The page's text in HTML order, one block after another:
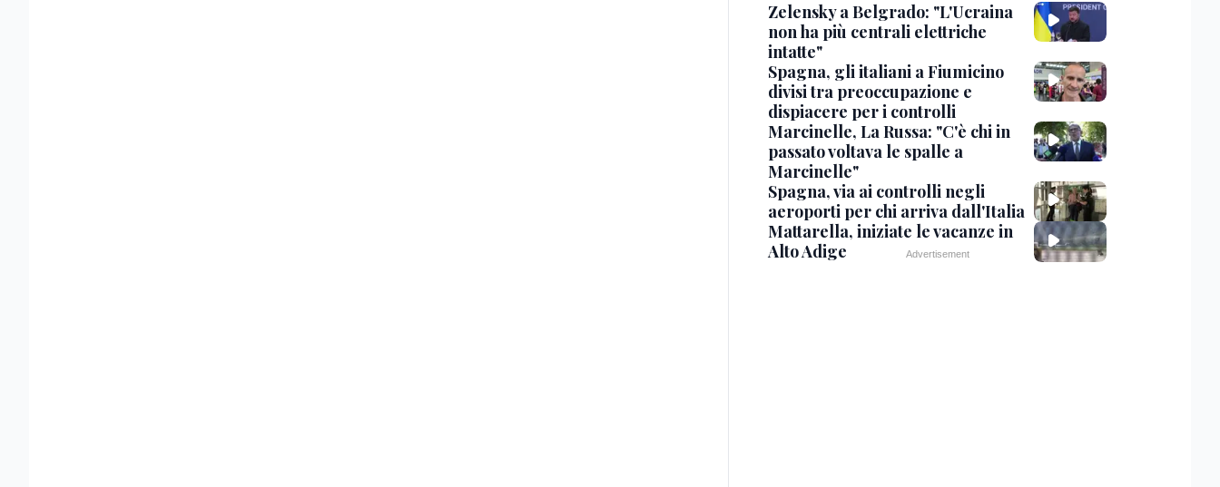
Zelensky a Belgrado: "L'Ucraina
non ha più centrali elettriche
intatte"
Spagna, gli italiani a Fiumicino
divisi tra preoccupazione e
dispiacere per i controlli
Marcinelle, La Russa: "C'è chi in
passato voltava le spalle a
Marcinelle"
Spagna, via ai controlli negli
aeroporti per chi arriva dall'Italia
Mattarella, iniziate le vacanze in
Alto Adige